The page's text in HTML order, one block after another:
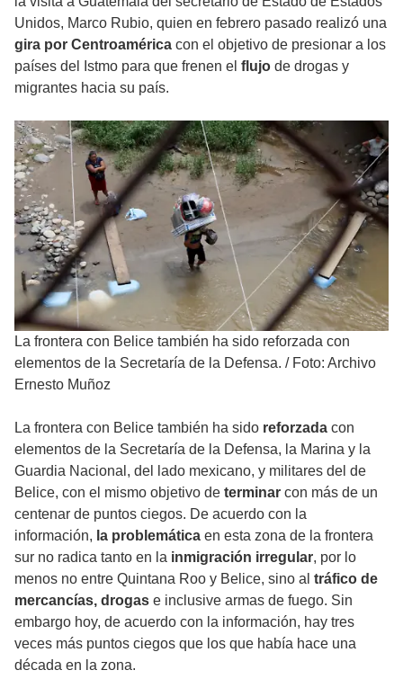
Unidos, Marco Rubio, quien en febrero pasado realizó una
gira por Centroamérica con el objetivo de presionar a los
países del Istmo para que frenen el flujo de drogas y
migrantes hacia su país.
La frontera con Belice también ha sido reforzada con
elementos de la Secretaría de la Defensa. / Foto: Archivo
Ernesto Muñoz
La frontera con Belice también ha sido reforzada con
elementos de la Secretaría de la Defensa, la Marina y la
Guardia Nacional, del lado mexicano, y militares del de
Belice, con el mismo objetivo de terminar con más de un
centenar de puntos ciegos. De acuerdo con la
información, la problemática en esta zona de la frontera
sur no radica tanto en la inmigración irregular, por lo
menos no entre Quintana Roo y Belice, sino al tráfico de
mercancías, drogas e inclusive armas de fuego. Sin
embargo hoy, de acuerdo con la información, hay tres
veces más puntos ciegos que los que había hace una
década en la zona.